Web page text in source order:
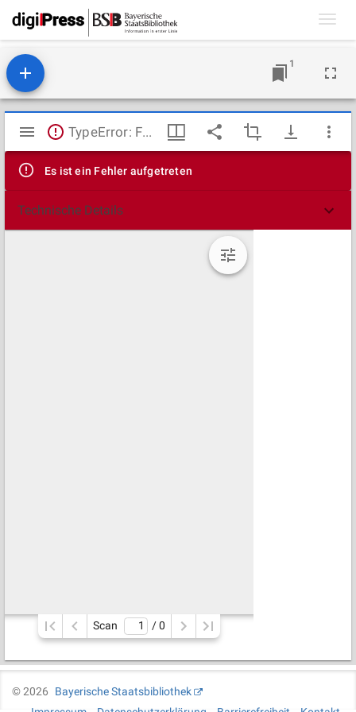
1
Mirador
Viewer
TypeError: Failed to fetch
Es ist ein Fehler aufgetreten
Technische Details
Scan / 0
©2026
Bayerische Staatsbibliothek